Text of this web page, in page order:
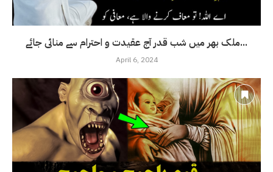
ملک بھر میں شب قدر آج عقیدت و احترام سے منائی جائے...
April 6, 2024